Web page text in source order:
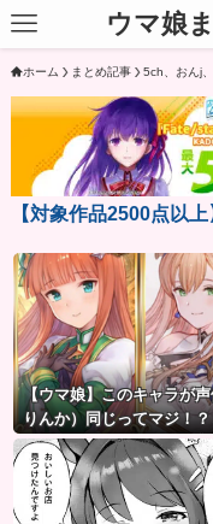
ウマ娘
ホーム まとめ記事 5ch、おんj
【対象作品2500点以
【ウマ娘】このキャラが
りんか）同じってマジ！
ズカさんみたいな演技の
だと聞いて驚いたよ」